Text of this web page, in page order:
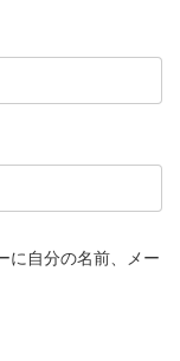
に自分の名前、メー